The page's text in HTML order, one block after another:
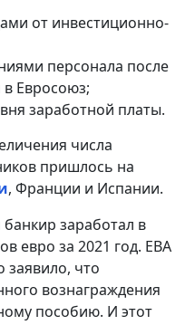
от инвестиционно-
персонала после
Евросоюз;
заработной платы.
числа
пришлось на
, Франции и Испании.
заработал в
евро за 2021 год. EBA
заявило, что
вознаграждения
пособию. И этот